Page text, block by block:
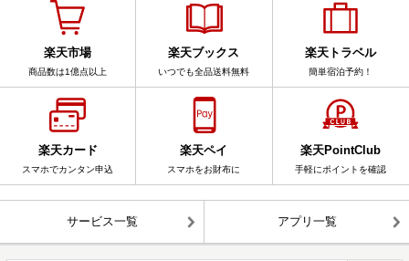
楽天市場
商品数は1億点以上
楽天ブックス
いつでも全品送料無料
楽天トラベル
簡単宿泊予約！
楽天カード
スマホでカンタン申込
楽天ペイ
スマホをお財布に
楽天PointClub
手軽にポイントを確認
サービス一覧 アプリ一覧